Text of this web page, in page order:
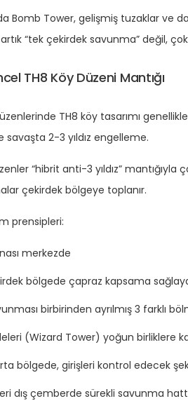
Bomb Tower, gelişmiş tuzaklar ve
“tek çekirdek savunma” değil,
TH8 Köy Düzeni Mantığı
TH8 köy tasarımı
savaşta 2-3 yıldız engelleme.
“hibrit anti-3 yıldız”
çekirdek bölgeye toplanır.
prensipleri:
merkezde
bölgede çapraz kapsama
birbirinden ayrılmış 3 farklı
(Wizard Tower) yoğun birliklere
bölgede, girişleri kontrol edecek
dış çemberde sürekli savunma